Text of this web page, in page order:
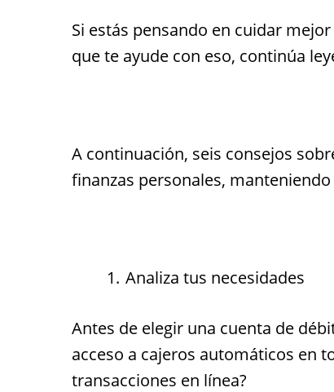
Si estás pensando en cuidar
que te ayude con eso, continúa
A continuación, seis consejos
finanzas personales,
Analiza tus necesidades
Antes de elegir una cuenta de
acceso a cajeros automáticos en
transacciones en línea?